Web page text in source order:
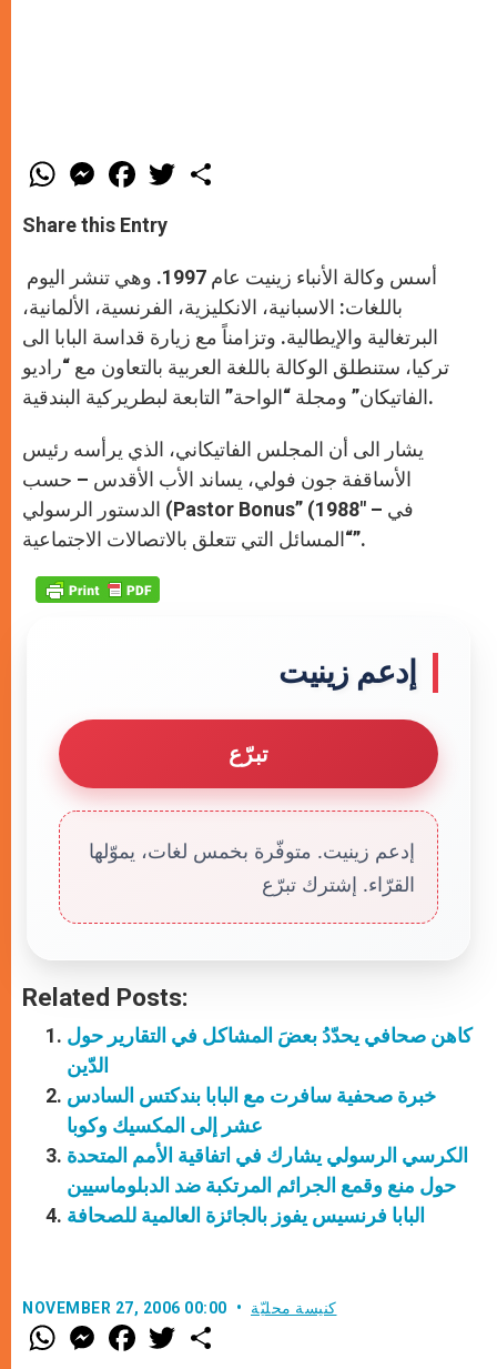
W
h
t
s
p
p
M
e
s
e
g
e
r
F
a
e
b
k
w
r
Share this Entry
باللغات: الاسبانية، الانكليزية، الفرنسية، الألمانية،
البرتغالية والإيطالية. وتزامناً مع زيارة قداسة البابا الى
تركيا، ستنطلق الوكالة باللغة العربية بالتعاون مع “راديو
الفاتيكان” ومجلة “الواحة” التابعة لبطريركية البندقية.
يشار الى أن المجلس الفاتيكاني، الذي يرأسه رئيس
الأساقفة جون فولي، يساند الأب الأقدس – حسب
الدستور الرسولي (Pastor Bonus” (1988″ – في
“المسائل التي تتعلق بالاتصالات الاجتماعية”.
إدعم زينيت
تبرّع
إدعم زينيت. متوفّرة بخمس لغات، يموّلها
القرّاء. إشترك تبرّع
Related Posts:
كاهن صحافي يحدّدُ بعضَ المشاكل في التقارير حول
الدّين
خبرة صحفية سافرت مع البابا بندكتس السادس
عشر إلى المكسيك وكوبا
الكرسي الرسولي يشارك في اتفاقية الأمم المتحدة
حول منع وقمع الجرائم المرتكبة ضد الدبلوماسيين
البابا فرنسيس يفوز بالجائزة العالمية للصحافة
NOVEMBER 27, 2006 00:00 كنيسة محليّة
W
h
M
e
F
a w